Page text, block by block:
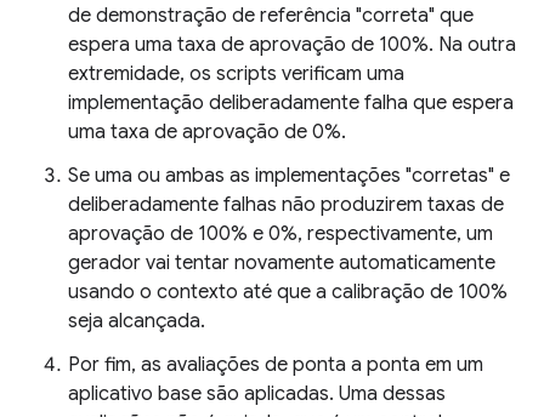
de demonstração de referência "correta" que
espera uma taxa de aprovação de 100%. Na outra
extremidade, os scripts verificam uma
implementação deliberadamente falha que espera
uma taxa de aprovação de 0%.
Se uma ou ambas as implementações "corretas" e
deliberadamente falhas não produzirem taxas de
aprovação de 100% e 0%, respectivamente, um
gerador vai tentar novamente automaticamente
usando o contexto até que a calibração de 100%
seja alcançada.
Por fim, as avaliações de ponta a ponta em um
aplicativo base são aplicadas. Uma dessas